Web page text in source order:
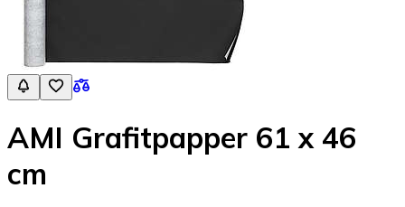
AMI Grafitpapper 61 x 46
cm